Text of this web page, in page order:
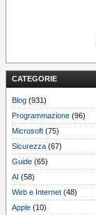
CATEGORIE
Blog (931)
Programmazione (96)
Microsoft (75)
Sicurezza (67)
Guide (65)
AI (58)
Web e Internet (48)
Apple (10)